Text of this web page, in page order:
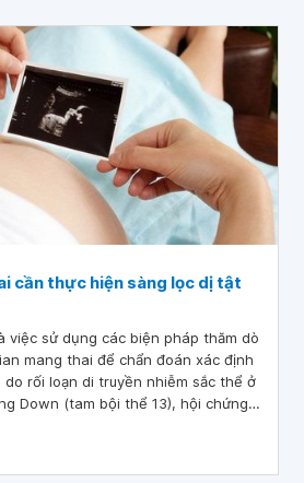
cần thực hiện sàng lọc dị tật
việc sử dụng các biện pháp thăm dò
mang thai để chẩn đoán xác định
rối loạn di truyền nhiễm sắc thể ở
Down (tam bội thể 13), hội chứng
được thực hiện ở tuần thứ bao